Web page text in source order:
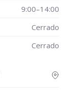
9:00–14:00
Cerrado
Cerrado